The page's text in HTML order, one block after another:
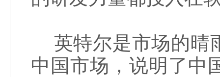
英特尔是市场的晴
中国市场，说明了中